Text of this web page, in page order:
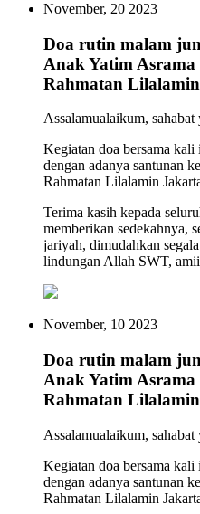
November, 20 2023
Doa rutin malam
Anak Yatim Asrama
Rahmatan
Assalamualaikum, sahabat
Kegiatan doa bersama kali
dengan adanya santunan
Rahmatan Lilalamin
Terima kasih kepada
memberikan sedekahnya,
jariyah, dimudahkan
lindungan Allah SWT,
November, 10 2023
Doa rutin malam
Anak Yatim Asrama
Rahmatan
Assalamualaikum, sahabat
Kegiatan doa bersama kali
dengan adanya santunan
Rahmatan Lilalamin